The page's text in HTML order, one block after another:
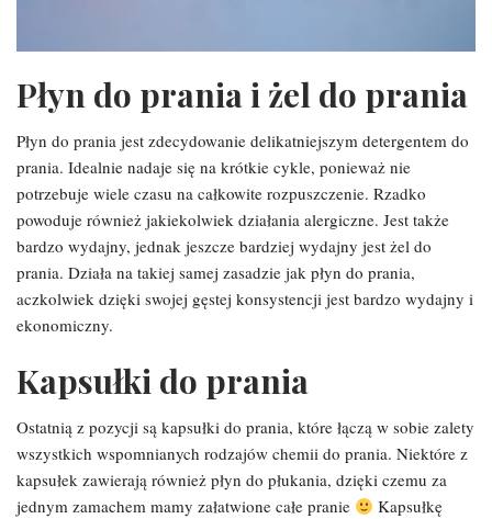
Płyn do prania i żel do prania
Płyn do prania jest zdecydowanie delikatniejszym detergentem do
prania. Idealnie nadaje się na krótkie cykle, ponieważ nie
potrzebuje wiele czasu na całkowite rozpuszczenie. Rzadko
powoduje również jakiekolwiek działania alergiczne. Jest także
bardzo wydajny, jednak jeszcze bardziej wydajny jest żel do
prania. Działa na takiej samej zasadzie jak płyn do prania,
aczkolwiek dzięki swojej gęstej konsystencji jest bardzo wydajny i
ekonomiczny.
Kapsułki do prania
Ostatnią z pozycji są kapsułki do prania, które łączą w sobie zalety
wszystkich wspomnianych rodzajów chemii do prania. Niektóre z
kapsułek zawierają również płyn do płukania, dzięki czemu za
jednym zamachem mamy załatwione całe pranie
Kapsułkę